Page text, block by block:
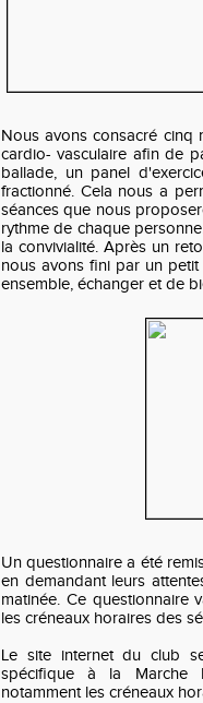
Nous avons consacré cinq
cardio- vasculaire afin de
ballade, un panel
fractionné. Cela nous a
séances que nous
rythme de chaque
la convivialité. Après un
nous avons fini par un
ensemble, échanger et de
Un questionnaire a été
en demandant leurs
matinée. Ce questionnaire
les créneaux horaires des
Le site internet du club
spécifique à la Marche
notamment les créneaux